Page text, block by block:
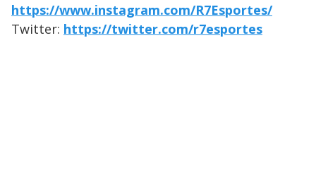
https://www.instagram.com/R7Esportes/
Twitter: https://twitter.com/r7esportes